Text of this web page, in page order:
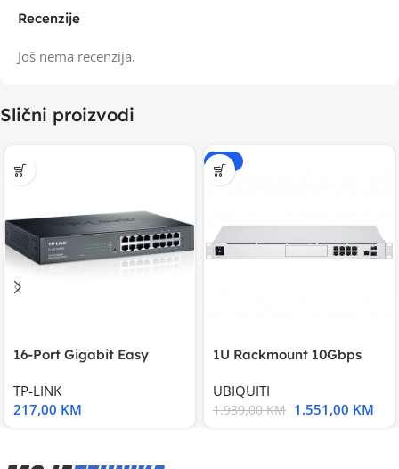
Recenzije
Još nema recenzija.
Slični proizvodi
16-Port Gigabit Easy
TP-LINK
217,00 KM
-20%
1U Rackmount 10Gbps
UBIQUITI
1.939,00KM 1.551,00 KM